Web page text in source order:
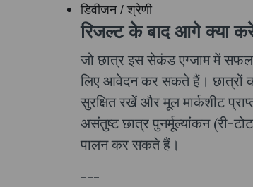
डिवीजन / श्रेणी
रिजल्ट के बाद आगे क्या
जो छात्र इस सेकंड एग्जाम में
लिए आवेदन कर सकते हैं। छात्रों
सुरक्षित रखें और मूल मार्कशीट
असंतुष्ट छात्र पुनर्मूल्यांकन (री-
पालन कर सकते हैं।
---